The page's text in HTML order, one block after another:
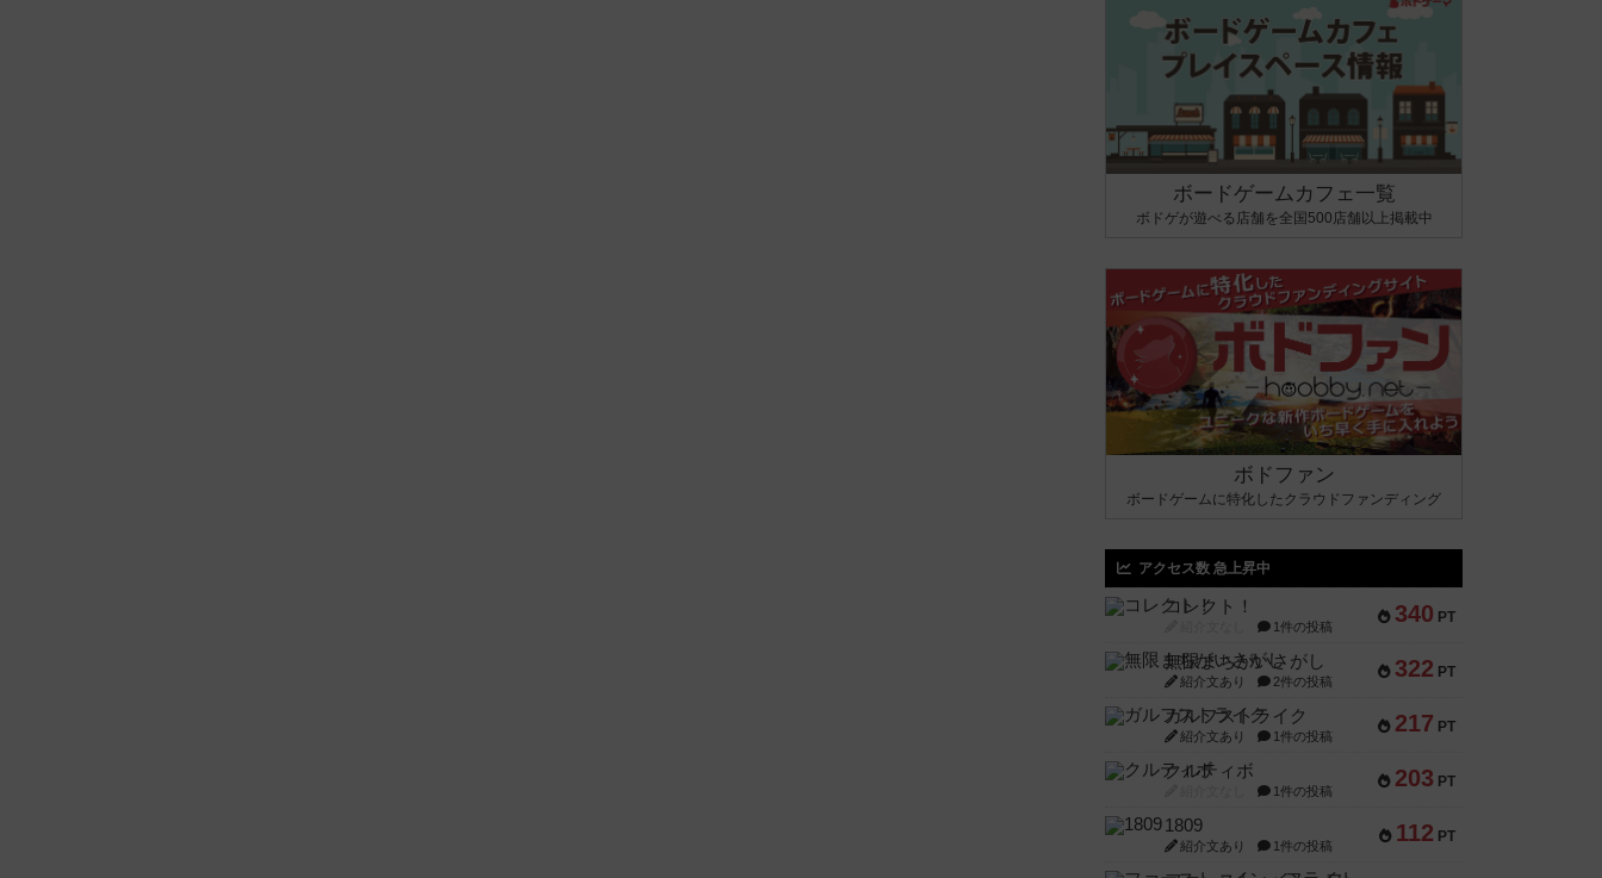
ボードゲームカフェ一覧
ボドゲが遊べる店舗を全国500店舗以上掲載中
ボドファン
ボードゲームに特化したクラウドファンディング
アクセス数 急上昇中
340 PT
コレクト！
1件の投稿
322 PT
無限まちがいさがし
紹介文あり 2件の投稿
217 PT
ガルフストライク
紹介文あり 1件の投稿
203 PT
クルティボ
1件の投稿
112 PT
1809
紹介文あり 1件の投稿